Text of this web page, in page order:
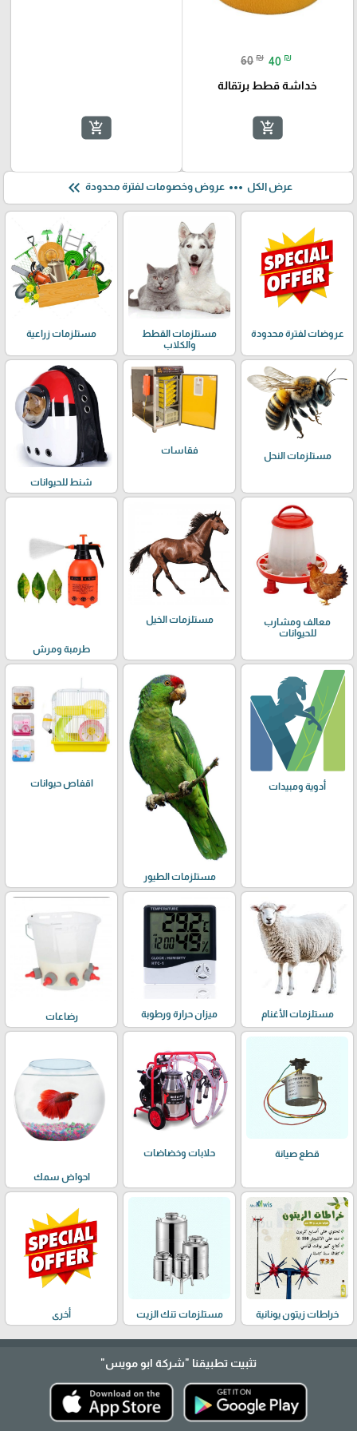
60 ₪ 40 ₪
خداشة قطط برتقالة
add_shopping_cart
add_shopping_cart
عرض الكل more_horiz عروض وخصومات لفترة محدودة keyboard_double_arrow_left
عروضات لفترة محدودة
مستلزمات القطط
والكلاب
مستلزمات زراعية
مستلزمات النحل
فقاسات
شنط للحيوانات
معالف ومشارب
للحيوانات
مستلزمات الخيل
طرمبة ومرش
أدوية ومبيدات
مستلزمات الطيور
اقفاص حيوانات
مستلزمات الأغنام ميزان حرارة ورطوبة رضاعات
قطع صيانة حلابات وخضاضات
احواض سمك
خراطات زيتون يونانية مستلزمات تنك الزيت أخرى
تثبيت تطبيقنا "شركة ابو مويس"